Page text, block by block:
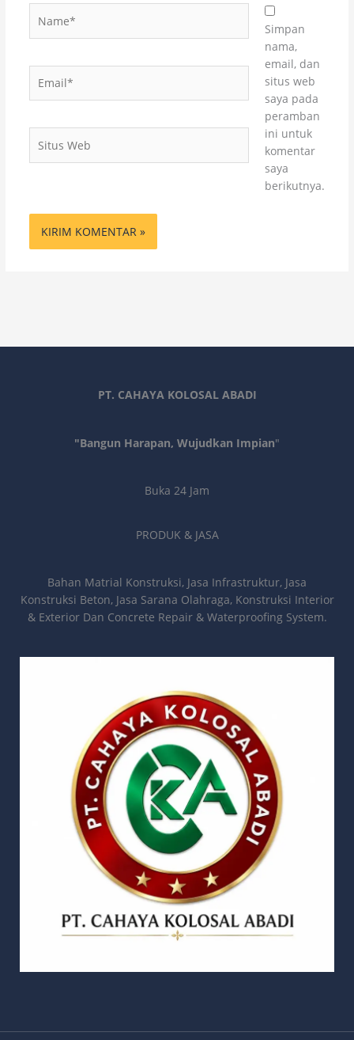
Web
Simpan
nama,
email, dan
situs web
saya pada
peramban
ini untuk
komentar
saya
berikutnya.
PT. CAHAYA KOLOSAL ABADI
"Bangun Harapan, Wujudkan Impian"
Buka 24 Jam
PRODUK & JASA
Bahan Matrial Konstruksi, Jasa Infrastruktur, Jasa
Konstruksi Beton, Jasa Sarana Olahraga, Konstruksi Interior
& Exterior Dan Concrete Repair & Waterproofing System.